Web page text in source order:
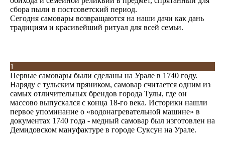
сбора пыли в постсоветский период.
Сегодня самовары возвращаются на наши дачи как дань
традициям и красивейший ритуал для всей семьи.
1
Первые самовары были сделаны на Урале в 1740 году.
Наряду с тульским пряником, самовар считается одним из
самых отличительных брендов города Тулы, где он
массово выпускался с конца 18-го века. Историки нашли
первое упоминание о «водонагревательной машине» в
документах 1740 года - медный самовар был изготовлен на
Демидовском мануфактуре в городе Суксун на Урале.